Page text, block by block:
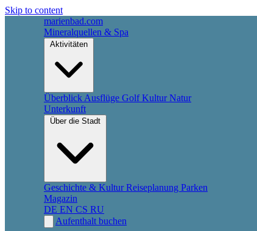
Skip to content
marienbad.com
Mineralquellen & Spa
Überblick Ausflüge GolfKulturNatur
Unterkunft
Geschichte & KulturReiseplanung Parken
Magazin
DE EN CS RU
Aufenthalt buchen